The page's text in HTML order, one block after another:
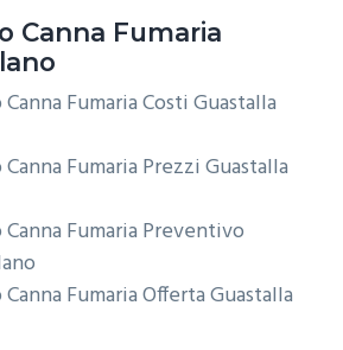
Canna Fumaria
Fumaria Costi Guastalla
Fumaria Prezzi Guastalla
Fumaria Preventivo
Fumaria Offerta Guastalla